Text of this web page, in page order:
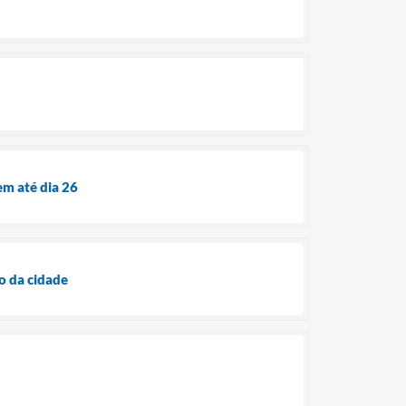
até dia 26
da cidade